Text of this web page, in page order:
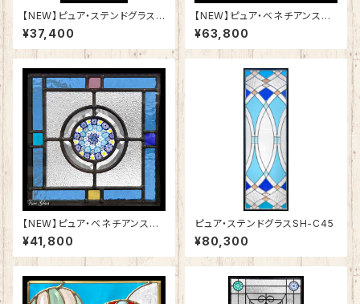
【NEW】ピュア・ステンドグラスS
H-K19
¥37,400
【NEW】ピュア・ベネチアンステ
ンドグラスSH-VE11
¥63,800
【NEW】ピュア・ベネチアンステ
ンドグラスSH-VD21
¥41,800
ピュア・ステンドグラスSH-C45
¥80,300